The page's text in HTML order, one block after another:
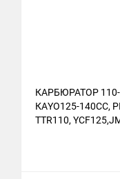
КАРБЮРАТОР
КАYО125-140СС,
TTR110,